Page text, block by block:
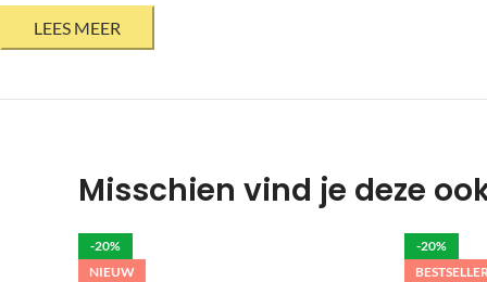
* Mits jouw agenda dit toelaat
* Bovenstaande levertijden zijn onder voorbehoud en kunnen geen
Poten die gegalvaniseerd moeten worden hebben een langere
Het is belangrijk om het meubel zelf te controleren op eventuele
Misschien vind je deze
-20%
NIEUW
-20%